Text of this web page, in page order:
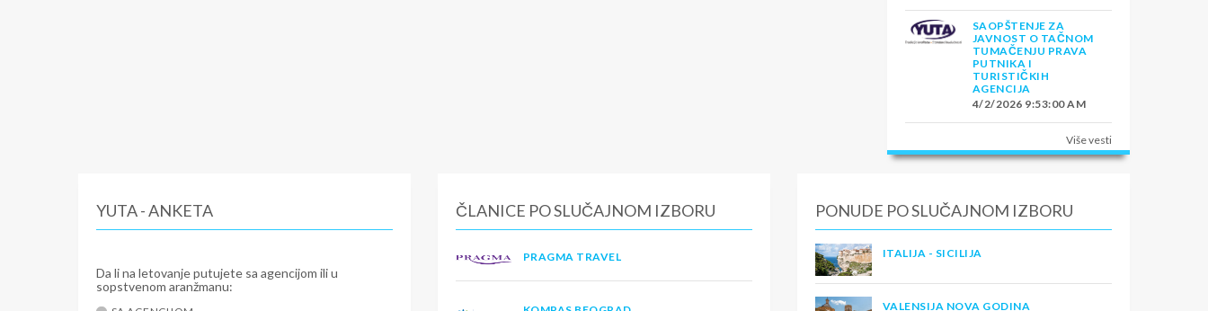
SAOPŠTENJE ZA
JAVNOST O TAČNOM
TUMAČENJU PRAVA
PUTNIKA I
TURISTIČKIH
AGENCIJA
4/2/2026 9:53:00 AM
Više vesti
YUTA - ANKETA
Da li na letovanje putujete sa agencijom ili u
sopstvenom aranžmanu:
ČLANICE PO SLUČAJNOM IZBORU
PRAGMA TRAVEL
PONUDE PO SLUČAJNOM IZBORU
ITALIJA - SICILIJA
VALENSIJA NOVA GODINA